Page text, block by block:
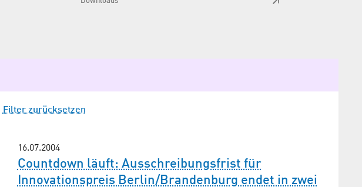
Filter zurücksetzen
16.07.2004
Countdown läuft: Ausschreibungsfrist für
Innovationspreis Berlin/Brandenburg endet in zwei